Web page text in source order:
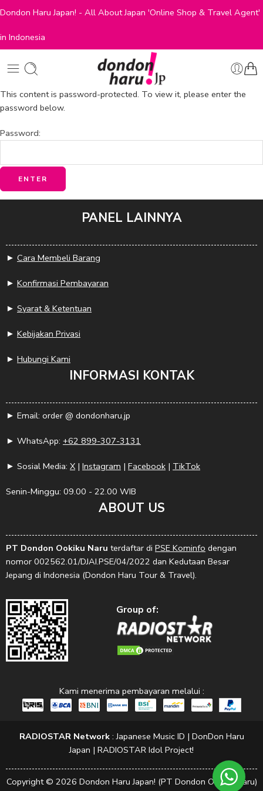
Dondon Haru Japan! - All About Japan 'Online Shop & Travel Agent'
in Indonesia
This content is password-protected. To view it, please enter the
password below.
Password:
PANEL LAINNYA
► Cara Membeli Barang
► Konfirmasi Pembayaran
► Syarat & Ketentuan
► Kebijakan Privasi
► Hubungi Kami
INFORMASI KONTAK
► Email: order @ dondonharu.jp
► WhatsApp: +62 899-307-3131
► Sosial Media: X | Instagram | Facebook | TikTok
Senin-Minggu: 09.00 - 22.00 WIB
ABOUT US
PT Dondon Ookiku Naru terdaftar di PSE Kominfo dengan
nomor 002562.01/DJAI.PSE/04/2022 dan Kedutaan Besar
Jepang di Indonesia (Dondon Haru Tour & Travel).
Group of:
Kami menerima pembayaran melalui :
RADIOSTAR Network:Japanese Music ID | DonDon Haru
Japan | RADIOSTAR Idol Project!
Copyright © 2026 Dondon Haru Japan! (PT Dondon Ookiku Naru)